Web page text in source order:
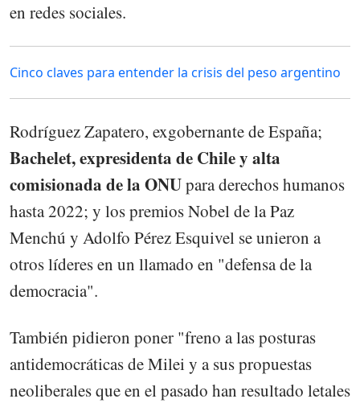
en redes sociales.
Cinco claves para entender la crisis del peso argentino
Rodríguez Zapatero, exgobernante de España;
Bachelet, expresidenta de Chile y alta
comisionada de la ONUpara derechos humanos
hasta 2022; y los premios Nobel de la Paz
Menchú y Adolfo Pérez Esquivel se unieron a
otros líderes en un llamado en "defensa de la
democracia".
También pidieron poner "freno a las posturas
antidemocráticas de Milei y a sus propuestas
neoliberales que en el pasado han resultado letales